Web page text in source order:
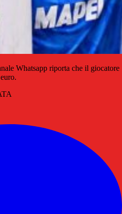
Whatsapp riporta che il giocatore